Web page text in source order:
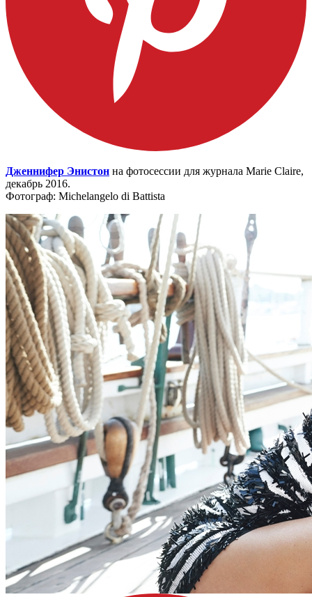
Дженнифер Энистон на фотосессии для журнала Marie Claire,
декабрь 2016.
Фотограф: Michelangelo di Battista